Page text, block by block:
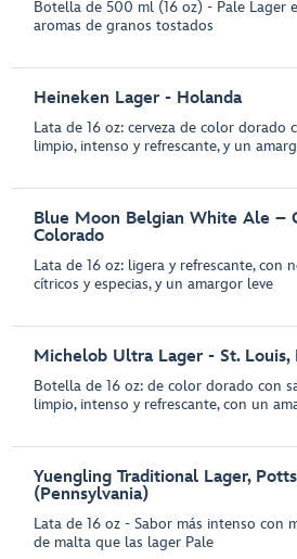
Botella de 500 ml (16 oz) - Pale Lager
aromas de granos tostados
Heineken Lager - Holanda
Lata de 16 oz: cerveza de color dorado
limpio, intenso y refrescante, y un
Blue Moon Belgian White Ale –
Colorado
Lata de 16 oz: ligera y refrescante, con
cítricos y especias, y un amargor leve
Michelob Ultra Lager - St. Louis,
Botella de 16 oz: de color dorado con
limpio, intenso y refrescante, con un
Yuengling Traditional Lager,
(Pennsylvania)
Lata de 16 oz - Sabor más intenso con
de malta que las lager Pale